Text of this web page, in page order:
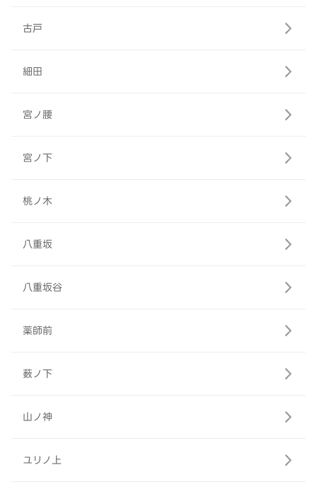
古戸
細田
宮ノ腰
宮ノ下
桃ノ木
八重坂
八重坂谷
薬師前
薮ノ下
山ノ神
ユリノ上